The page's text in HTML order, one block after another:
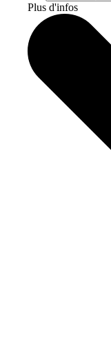
Plus d'infos